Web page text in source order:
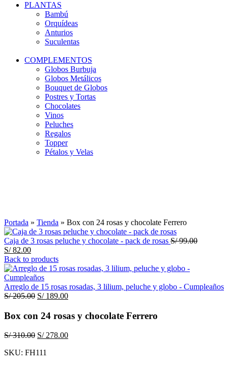
PLANTAS
Bambú
Orquídeas
Anturios
Suculentas
COMPLEMENTOS
Globos Burbuja
Globos Metálicos
Bouquet de Globos
Postres y Tortas
Chocolates
Vinos
Peluches
Regalos
Topper
Pétalos y Velas
Portada » Tienda » Box con 24 rosas y chocolate Ferrero
Caja de 3 rosas peluche y chocolate - pack de rosas S/99.00El
S/82.00El
precio
actual
es:
S/ 82.00.
Back to products
Arreglo de 15 rosas rosadas, 3 lilium, peluche y globo - Cumpleaños
S/205.00 El
original
S/ 205.00.
S/189.00El
actual
S/ 189.00.
Box con 24 rosas y chocolate Ferrero
S/310.00 El
original
S/278.00El
SKU: FH111